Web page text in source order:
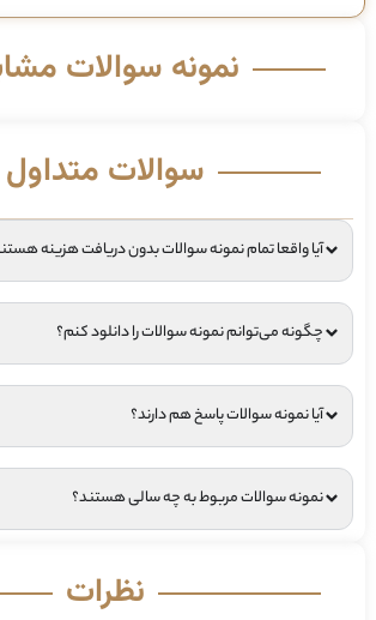
نمونه سوالات
سوالات متداول
آیا واقعا تمام نمونه سوالات بدون دریافت هزینه
چگونه می‌توانم نمونه سوالات را دانلود کنم؟
آیا نمونه سوالات پاسخ هم دارند؟
نمونه سوالات مربوط به چه سالی هستند؟
نظرات